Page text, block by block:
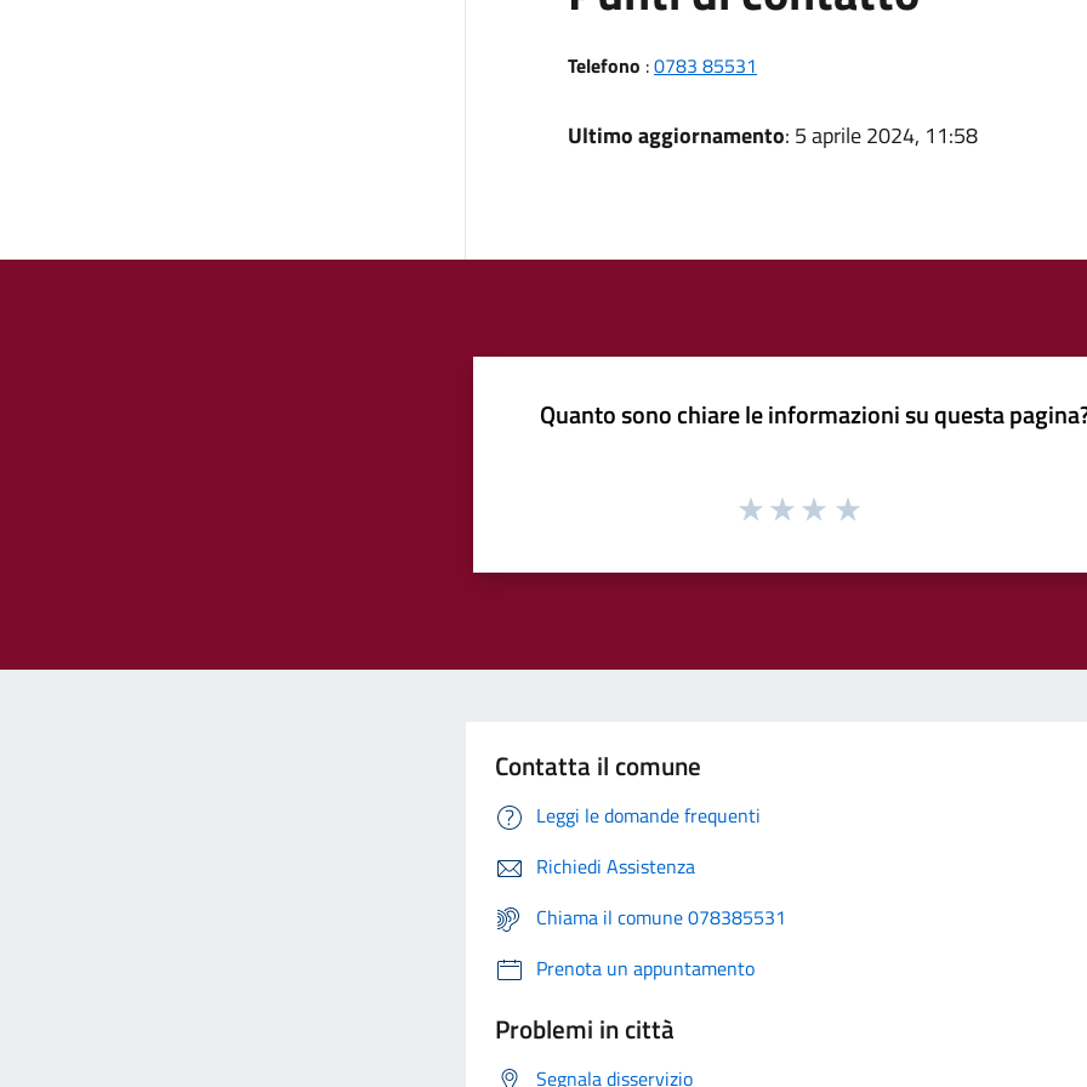
Telefono :0783 85531
Ultimo aggiornamento: 5 aprile 2024, 11:58
Quanto sono chiare le informazioni su questa
Contatta il comune
Leggi le domande frequenti
Richiedi Assistenza
Chiama il comune 078385531
Prenota un appuntamento
Problemi in città
Segnala disservizio